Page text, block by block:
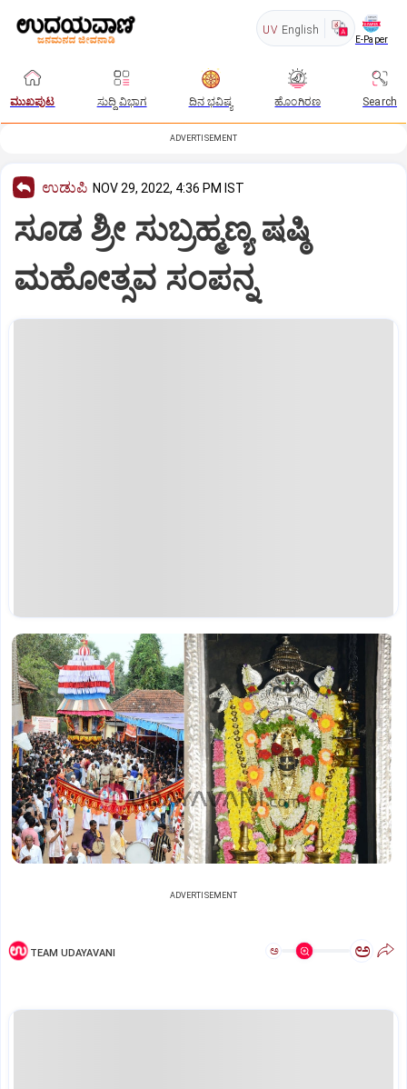
UV English
E-Paper
ಮುಖಪುಟ ಸುದ್ದಿ ವಿಭಾಗ ದಿನ ಭವಿಷ್ಯ ಹೊಂಗಿರಣ Search
ADVERTISEMENT
ಉಡುಪಿ NOV 29, 2022, 4:36 PM IST
ಸೂಡ ಶ್ರೀ ಸುಬ್ರಹ್ಮಣ್ಯ ಷಷ್ಠಿ
ಮಹೋತ್ಸವ ಸಂಪನ್ನ
ADVERTISEMENT
TEAM UDAYAVANI ಅ ಅ